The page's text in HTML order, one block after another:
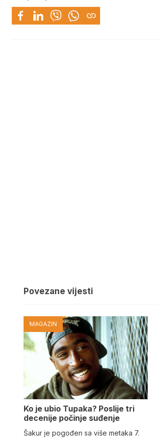
Povezane vijesti
MAGAZIN
Ko je ubio Tupaka? Poslije tri
decenije počinje suđenje
Šakur je pogođen sa više metaka 7.